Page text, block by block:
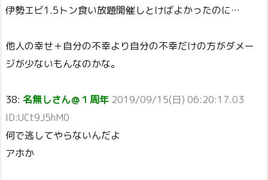
伊勢エビ1.5トン食い放題開催しとけばよかったのに…
他人の幸せ＋自分の不幸より自分の不幸だけの方がダメー
ジが少ないもんなのかな。
38: 名無しさん＠１周年 2019/09/15(日) 06:20:17.03
ID:UCt9J5hM0
何で逃してやらないんだよ
アホか